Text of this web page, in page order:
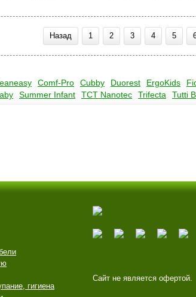
Назад 1 2 3 4 5
Comf-Pro Cubby Duorest ErgoKids
Summer Infant TCT Nanotec Trifecta Tutti
гигиена
Сайт не является офертой.